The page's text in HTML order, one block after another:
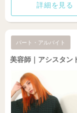
詳細を見る
パート・アルバイト
美容師｜アシスタン